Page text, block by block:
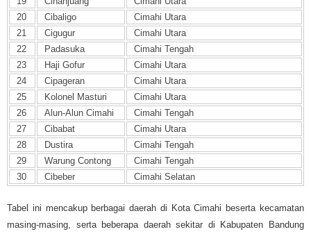
20
Cibaligo
Cimahi Utara
21
Cigugur
Cimahi Utara
22
Padasuka
Cimahi Tengah
23
Haji Gofur
Cimahi Utara
24
Cipageran
Cimahi Utara
25
Kolonel Masturi
Cimahi Utara
26
Alun-Alun Cimahi
Cimahi Tengah
27
Cibabat
Cimahi Utara
28
Dustira
Cimahi Tengah
29
Warung Contong
Cimahi Tengah
30
Cibeber Cimahi Selatan
Tabel ini mencakup berbagai daerah di Kota Cimahi beserta kecamatan
masing-masing, serta beberapa daerah sekitar di Kabupaten Bandung